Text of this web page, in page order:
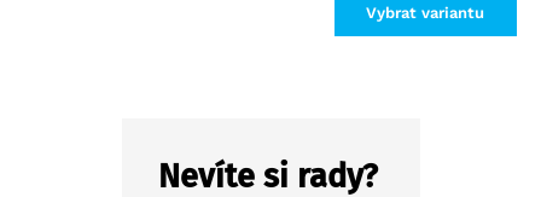
Vybrat variantu
Nevíte si rady?